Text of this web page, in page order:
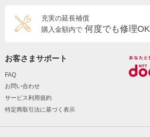
充実の延長補償
購入金額内で 何度でも修理OK
お客さまサポート
FAQ
お問い合わせ
サービス利用規約
特定商取引法に基づく表示